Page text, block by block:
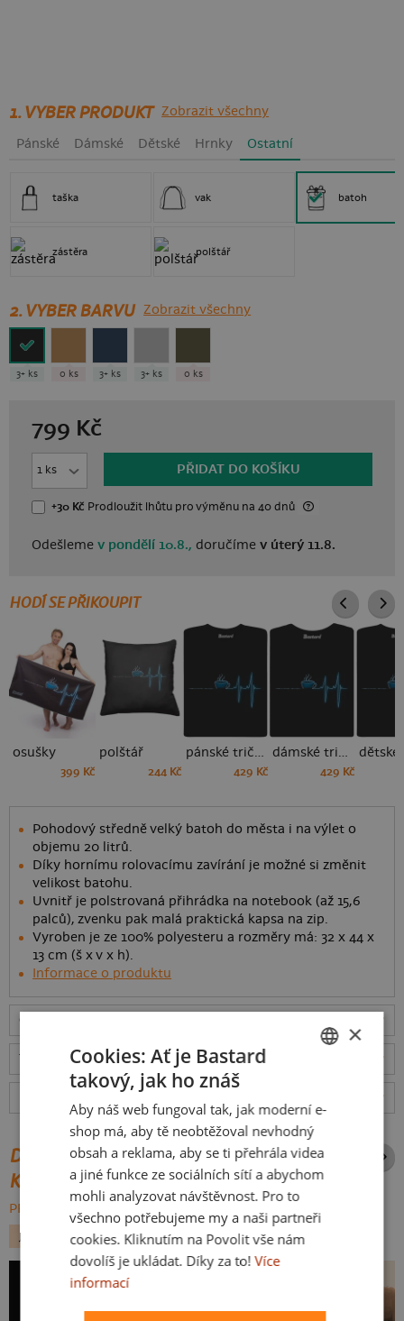
1. VYBER PRODUKT Zobrazit všechny
Pánské Dámské Dětské Hrnky Ostatní
taška
zástěra
vak
polštář
batoh
2. VYBER BARVU Zobrazit všechny
3+ ks 0 ks 3+ ks 3+ ks 0 ks
799 Kč
PŘIDAT DO KOŠÍKU
+30 Kč Prodloužit lhůtupro výměnu na 40 dnů
Odešlemev pondělí 10.8., doručímev úterý 11.8.
HODÍ SE PŘIKOUPIT
osušky
399 Kč
polštář
244 Kč
pánské tričko
429 Kč
dámské tričko
429 Kč
Pohodový středně velký batoh do města i na výlet o
objemu 20 litrů.
Díky hornímu rolovacímu zavírání je možné si změnit
velikost batohu.
Uvnitř je polstrovaná přihrádka na notebook (až 15,6
palců), zvenku pak malá praktická kapsa na zip.
Vyroben je ze 100% polyesteru a rozměry má: 32 x 44 x
13 cm (š x v x h).
Informace o produktu
Tabulka velikostí: Jakou vybrat?
DALŠÍ POTISKY ZE STEJNÉ
KATEGORIE
PROCHÁZET VŠE:
JÍDLO
KÁVA
SLOVAK
×
Cookies: Ať je Bastard
takový, jak ho znáš
Aby náš web fungoval tak, jak moderní e-
shop má, aby tě neobtěžoval nevhodný
obsah a reklama, aby se ti přehrála videa
a jiné funkce ze sociálních sítí a abychom
mohli analyzovat návštěvnost. Pro to
všechno potřebujeme my a naši partneři
cookies. Kliknutím na Povolit vše nám
dovolíš je ukládat. Díky za to! Více
informací